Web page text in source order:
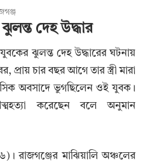
দেহ উদ্ধার
ঝুলন্ত দেহ উদ্ধারের ঘটনায়
প্রায় চার বছর আগে তার স্ত্রী মারা
অবসাদে ভুগছিলেন ওই যুবক।
করেছেন বলে অনুমান
রাজগঞ্জের মাঝিয়ালি অঞ্চলের